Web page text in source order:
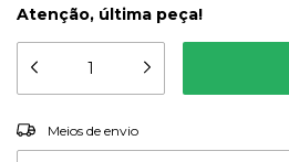
Atenção, última peça!
Entregas para o CEP:
Meios de envio